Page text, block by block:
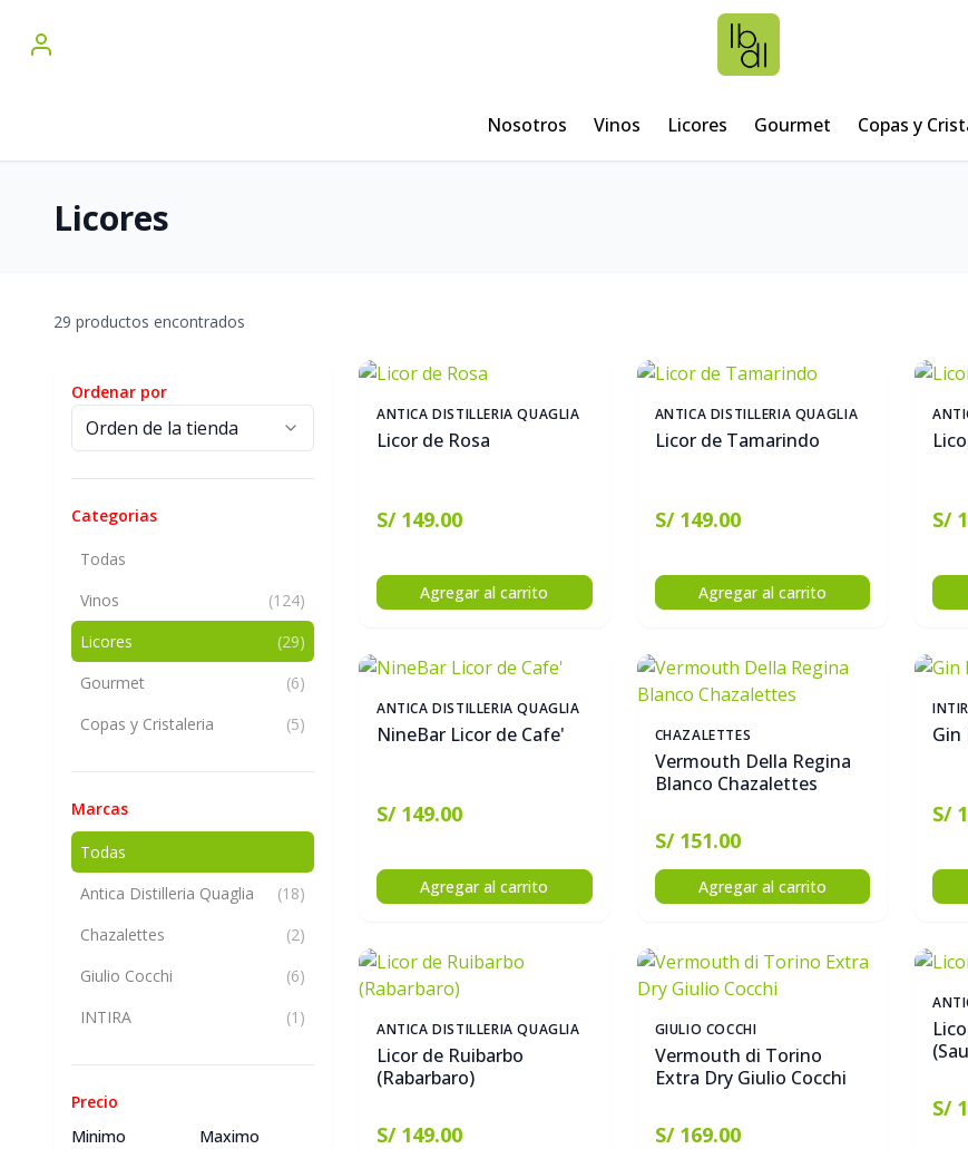
Nosotros Vinos Licores Gourmet Copas y
Licores
29 productos encontrados
Ordenar por
Categorias
Todas
Vinos
(124)
Licores
(29)
Gourmet
(6)
Copas y Cristaleria
(5)
Marcas
Todas
Antica Distilleria Quaglia
(18)
Chazalettes
(2)
Giulio Cocchi
(6)
INTIRA
(1)
Precio
Minimo
Maximo
ANTICA DISTILLERIA QUAGLIA
Licor de Rosa
S/ 149.00
Agregar al carrito
ANTICA DISTILLERIA QUAGLIA
Licor de Tamarindo
S/ 149.00
Agregar al carrito
S/
ANTICA DISTILLERIA QUAGLIA
NineBar Licor de Cafe'
S/ 149.00
Agregar al carrito
CHAZALETTES
Vermouth Della Regina
Blanco Chazalettes
S/ 151.00
Agregar al carrito
Gin
S/
ANTICA DISTILLERIA QUAGLIA
Licor de Ruibarbo
(Rabarbaro)
S/ 149.00
GIULIO COCCHI
Vermouth di Torino
Extra Dry Giulio Cocchi
S/ 169.00
S/